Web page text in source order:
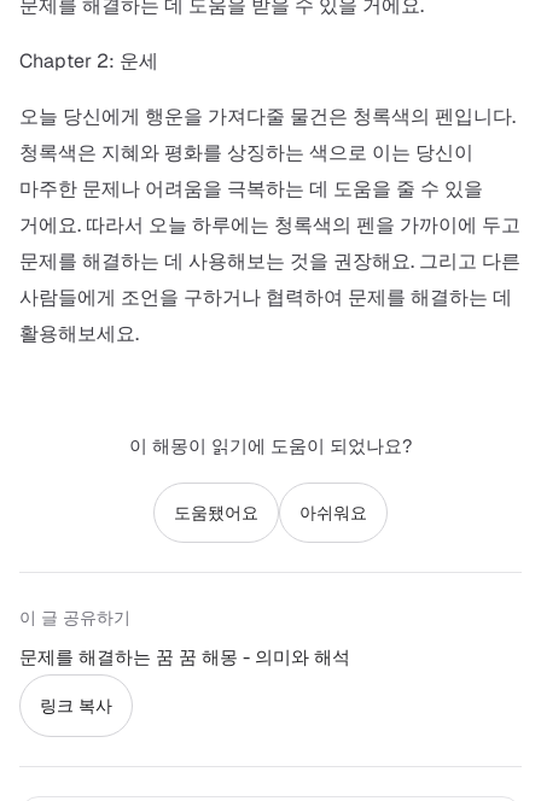
문제를 해결하는 데 도움을 받을 수 있을 거에요.
Chapter 2: 운세
오늘 당신에게 행운을 가져다줄 물건은 청록색의 펜입니다.
청록색은 지혜와 평화를 상징하는 색으로 이는 당신이
마주한 문제나 어려움을 극복하는 데 도움을 줄 수 있을
거에요. 따라서 오늘 하루에는 청록색의 펜을 가까이에 두고
문제를 해결하는 데 사용해보는 것을 권장해요. 그리고 다른
사람들에게 조언을 구하거나 협력하여 문제를 해결하는 데
활용해보세요.
이 해몽이 읽기에 도움이 되었나요?
도움됐어요 아쉬워요
이 글 공유하기
문제를 해결하는 꿈 꿈 해몽 - 의미와 해석
링크 복사